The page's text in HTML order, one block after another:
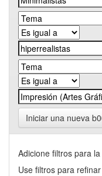
Iniciar una nueva
Adicione filtros para
Use filtros para